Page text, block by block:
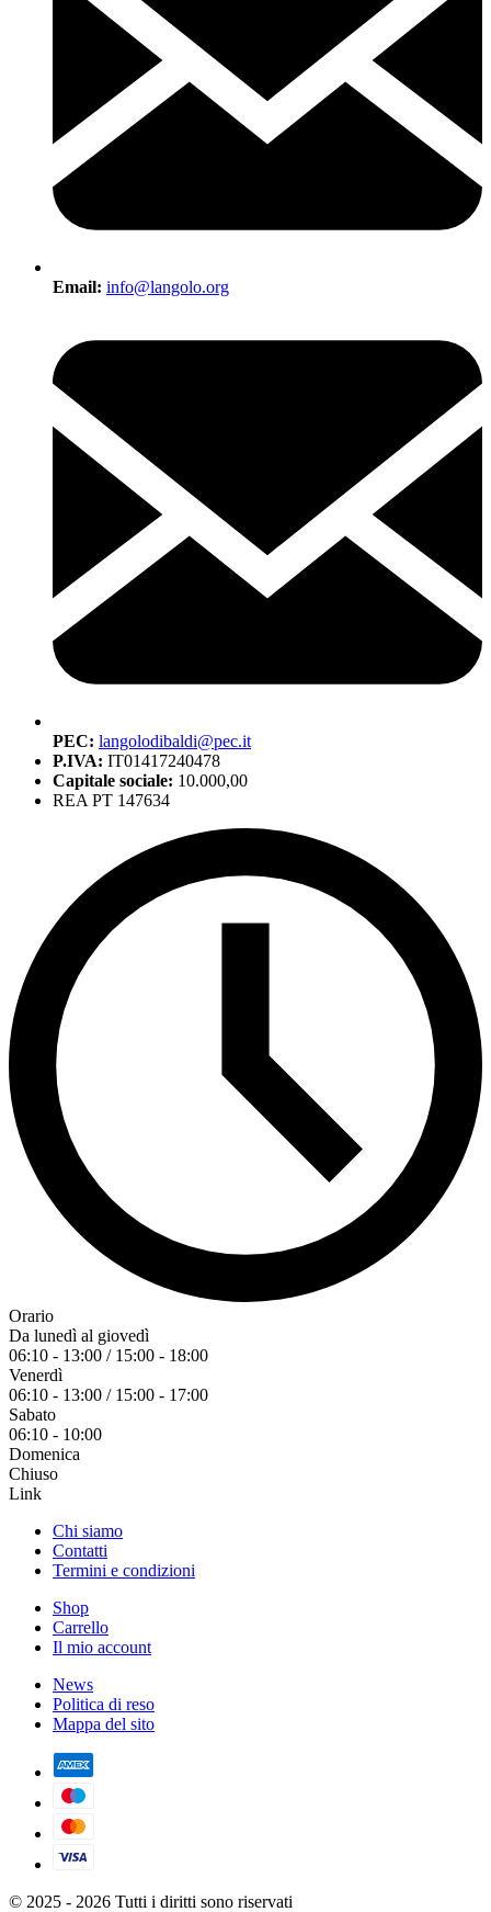
Email: info@langolo.org
PEC: langolodibaldi@pec.it
P.IVA: IT01417240478
Capitale sociale: 10.000,00
REA PT 147634
Orario
Da lunedì al giovedì
06:10 - 13:00 / 15:00 - 18:00
Venerdì
06:10 - 13:00 / 15:00 - 17:00
Sabato
06:10 - 10:00
Domenica
Chiuso
Link
Chi siamo
Contatti
Termini e condizioni
Shop
Carrello
Il mio account
News
Politica di reso
Mappa del sito
© 2025 - 2026 Tutti i diritti sono riservati